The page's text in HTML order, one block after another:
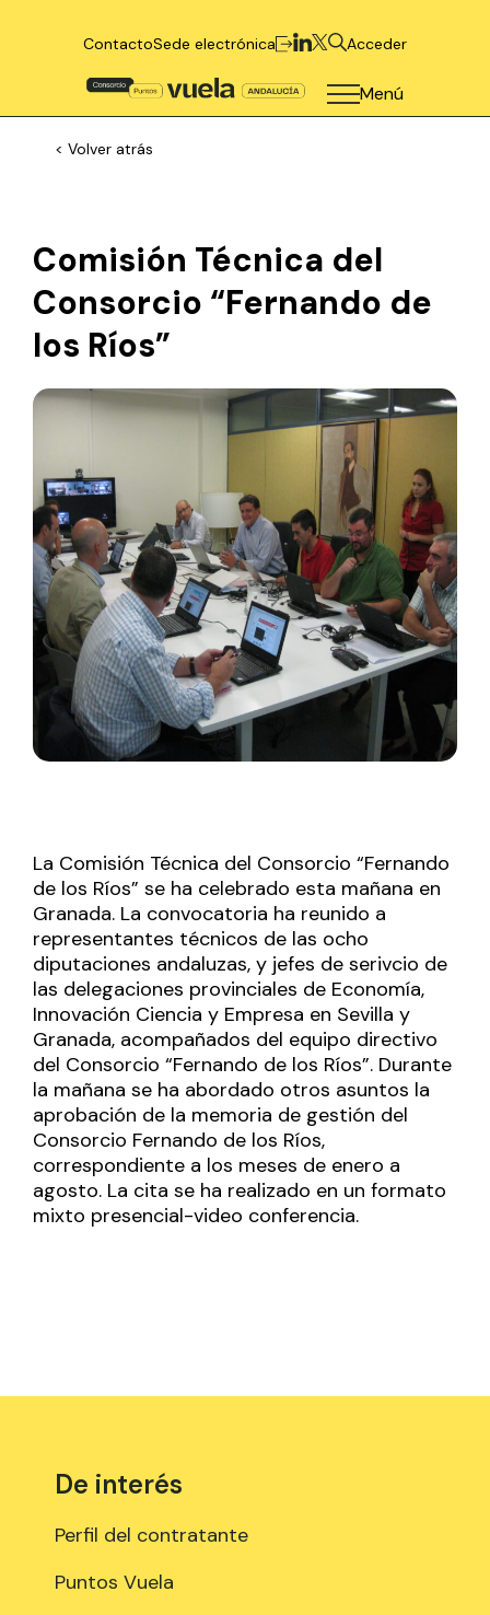
ContactoSede electrónica Acceder
Menú
< Volver atrás
Comisión Técnica del
Consorcio “Fernando de
los Ríos”
La Comisión Técnica del Consorcio “Fernando
de los Ríos” se ha celebrado esta mañana en
Granada. La convocatoria ha reunido a
representantes técnicos de las ocho
diputaciones andaluzas, y jefes de serivcio de
las delegaciones provinciales de Economía,
Innovación Ciencia y Empresa en Sevilla y
Granada, acompañados del equipo directivo
del Consorcio “Fernando de los Ríos”. Durante
la mañana se ha abordado otros asuntos la
aprobación de la memoria de gestión del
Consorcio Fernando de los Ríos,
correspondiente a los meses de enero a
agosto. La cita se ha realizado en un formato
mixto presencial-video conferencia.
De interés
Perfil del contratante
Puntos Vuela